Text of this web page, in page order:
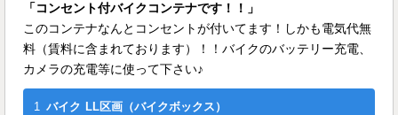
「コンセント付バイクコンテナです！！」
このコンテナなんとコンセントが付いてます！しかも電気代無
料（賃料に含まれております）！！バイクのバッテリー充電、
カメラの充電等に使って下さい♪
1 バイク LL区画（バイクボックス）